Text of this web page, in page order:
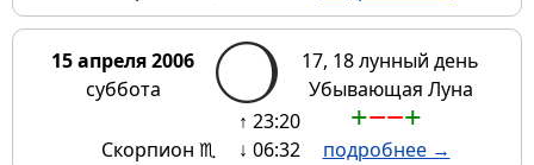
15 апреля 2006
суббота
17, 18 лунный день
Убывающая Луна
Скорпион ♏
↑ 23:20
↓ 06:32
+−−+
подробнее →